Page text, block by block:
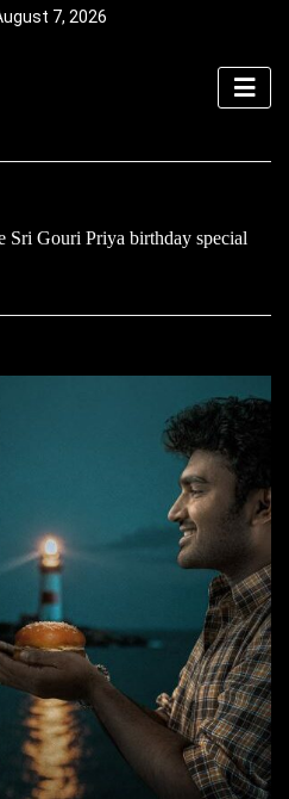
7, 2026
Sri Gouri Priya birthday special